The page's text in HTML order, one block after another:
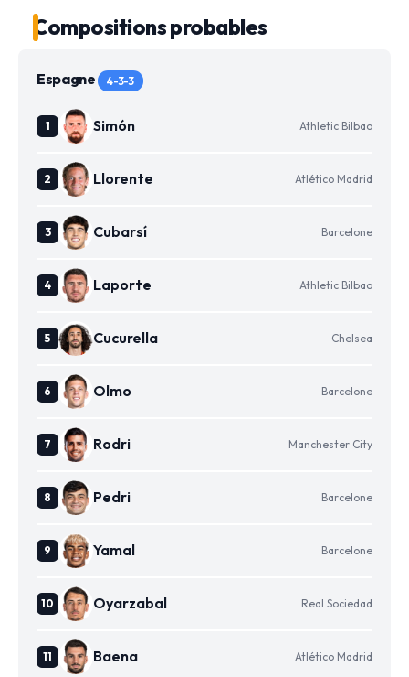
Compositions probables
Espagne 4-3-3
Simón Athletic Bilbao
Llorente Atlético Madrid
Cubarsí Barcelone
Laporte Athletic Bilbao
Cucurella Chelsea
Olmo Barcelone
Rodri Manchester City
Pedri Barcelone
Yamal Barcelone
Oyarzabal Real Sociedad
Baena Atlético Madrid